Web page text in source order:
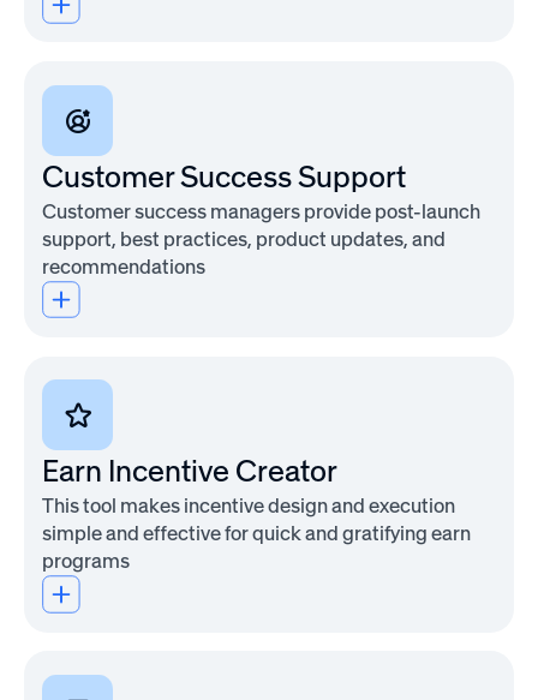
an
bundled
subscription
Awardco
Engage
is
a
engagement
solution
built
to
help
organizations
listen
at
scale,
driving
Customer Success Support
Customer success managers provide post-launch
support, best practices, product updates, and
recommendations
Earn Incentive Creator
This tool makes incentive design and execution
simple and effective for quick and gratifying earn
programs